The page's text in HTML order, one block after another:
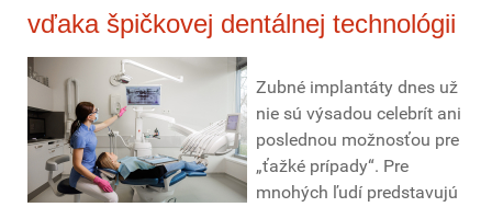
vďaka špičkovej dentálnej technológii
Zubné implantáty dnes už
nie sú výsadou celebrít ani
poslednou možnosťou pre
„ťažké prípady“. Pre
mnohých ľudí predstavujú